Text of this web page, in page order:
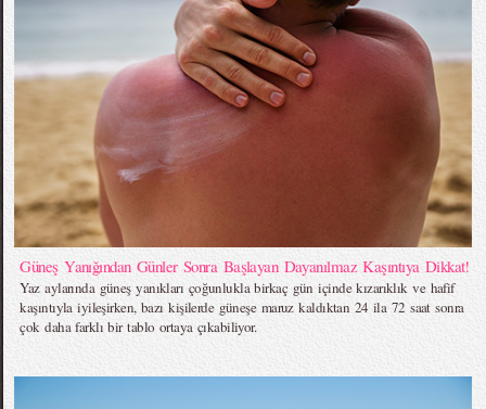
Güneş Yanığından Günler Sonra Başlayan Dayanılmaz Kaşıntıya Dikkat!
Yaz aylarında güneş yanıkları çoğunlukla birkaç gün içinde kızarıklık ve hafif
kaşıntıyla iyileşirken, bazı kişilerde güneşe maruz kaldıktan 24 ila 72 saat sonra
çok daha farklı bir tablo ortaya çıkabiliyor.